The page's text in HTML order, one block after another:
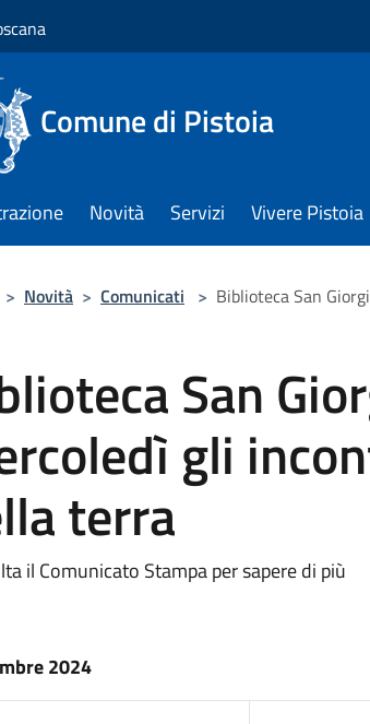
Comune di Pistoia
Novità Servizi Vivere Pistoia
> Novità > Comunicati > Biblioteca San
San
gli
terra
il Comunicato Stampa per sapere di più
2024